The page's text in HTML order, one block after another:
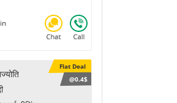
Flat Deal
@0.4$